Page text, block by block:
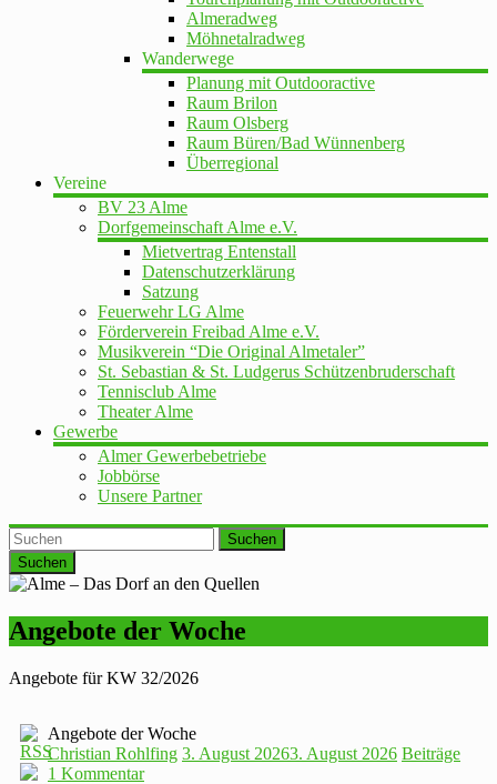
Almeradweg
Möhnetalradweg
Wanderwege
Planung mit Outdooractive
Raum Brilon
Raum Olsberg
Raum Büren/Bad Wünnenberg
Überregional
Vereine
BV 23 Alme
Dorfgemeinschaft Alme e.V.
Mietvertrag Entenstall
Datenschutzerklärung
Satzung
Feuerwehr LG Alme
Förderverein Freibad Alme e.V.
Musikverein “Die Original Almetaler”
St. Sebastian & St. Ludgerus Schützenbruderschaft
Tennisclub Alme
Theater Alme
Gewerbe
Almer Gewerbebetriebe
Jobbörse
Unsere Partner
Suchen
Angebote der Woche
Angebote für KW 32/2026
Angebote der Woche
Christian Rohlfing 3. August 20263. August 2026 Beiträge
1 Kommentar